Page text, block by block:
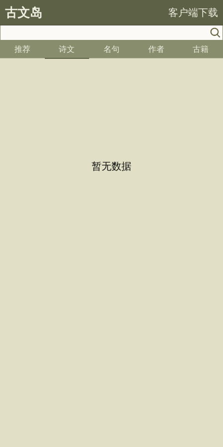
古文岛 客户端下载
推荐 诗文 名句 作者 古籍
暂无数据